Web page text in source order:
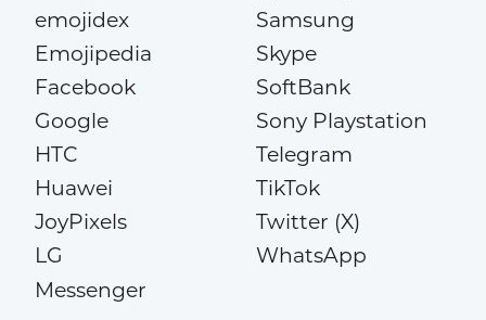
emojidex
Emojipedia
Facebook
Google
HTC
Huawei
JoyPixels
LG
Messenger
Samsung
Skype
SoftBank
Sony Playstation
Telegram
TikTok
Twitter (X)
WhatsApp